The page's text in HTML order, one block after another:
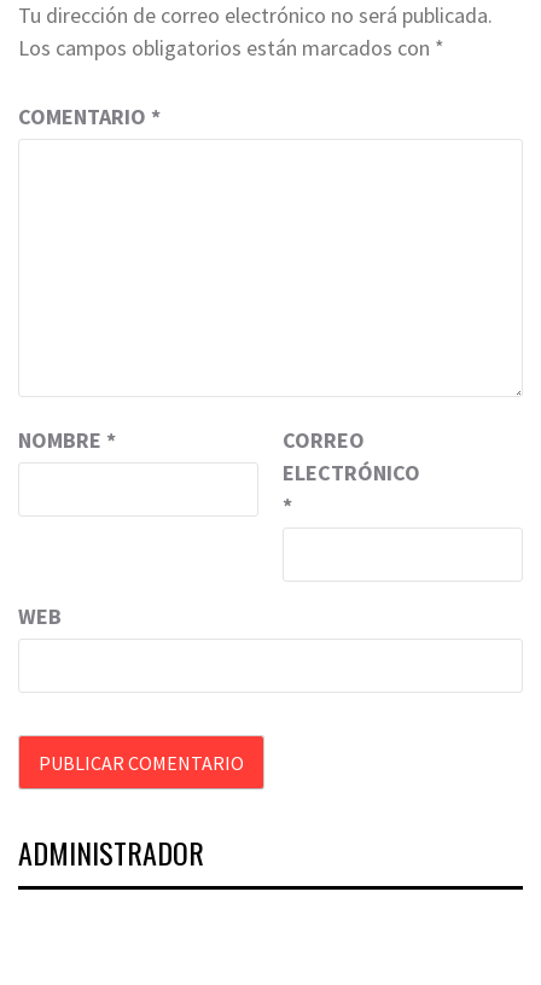
Tu dirección de correo electrónico no será publicada.
Los campos obligatorios están marcados con *
COMENTARIO *
NOMBRE *
CORREO
ELECTRÓNICO
*
WEB
ADMINISTRADOR